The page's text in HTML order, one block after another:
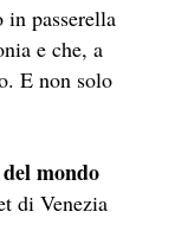
passerella
e che, a
E non solo
mondo
di Venezia